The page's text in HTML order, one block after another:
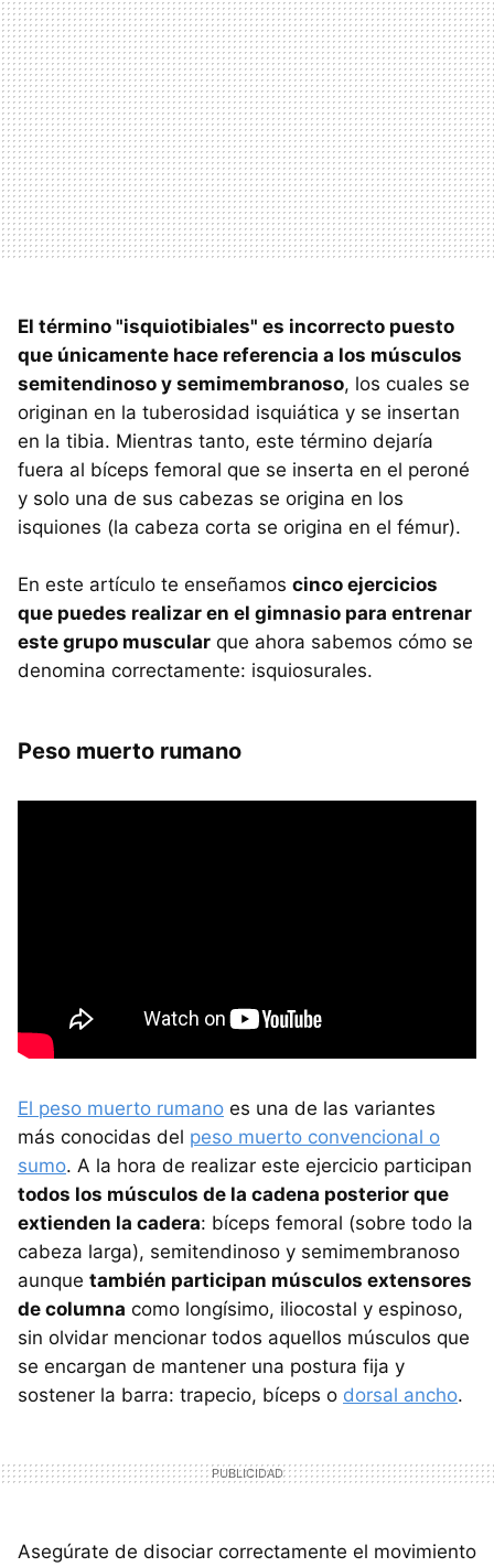
El término "isquiotibiales" es incorrecto puesto
que únicamente hace referencia a los músculos
semitendinoso y semimembranoso, los cuales se
originan en la tuberosidad isquiática y se insertan
en la tibia. Mientras tanto, este término dejaría
fuera al bíceps femoral que se inserta en el peroné
y solo una de sus cabezas se origina en los
isquiones (la cabeza corta se origina en el fémur).
En este artículo te enseñamos cinco ejercicios
que puedes realizar en el gimnasio para entrenar
este grupo muscular que ahora sabemos cómo se
denomina correctamente: isquiosurales.
Peso muerto rumano
El peso muerto rumano es una de las variantes
más conocidas del peso muerto convencional o
sumo. A la hora de realizar este ejercicio participan
todos los músculos de la cadena posterior que
extienden la cadera: bíceps femoral (sobre todo la
cabeza larga), semitendinoso y semimembranoso
aunque también participan músculos extensores
de columna como longísimo, iliocostal y espinoso,
sin olvidar mencionar todos aquellos músculos que
se encargan de mantener una postura fija y
sostener la barra: trapecio, bíceps o dorsal ancho.
Asegúrate de disociar correctamente el movimiento